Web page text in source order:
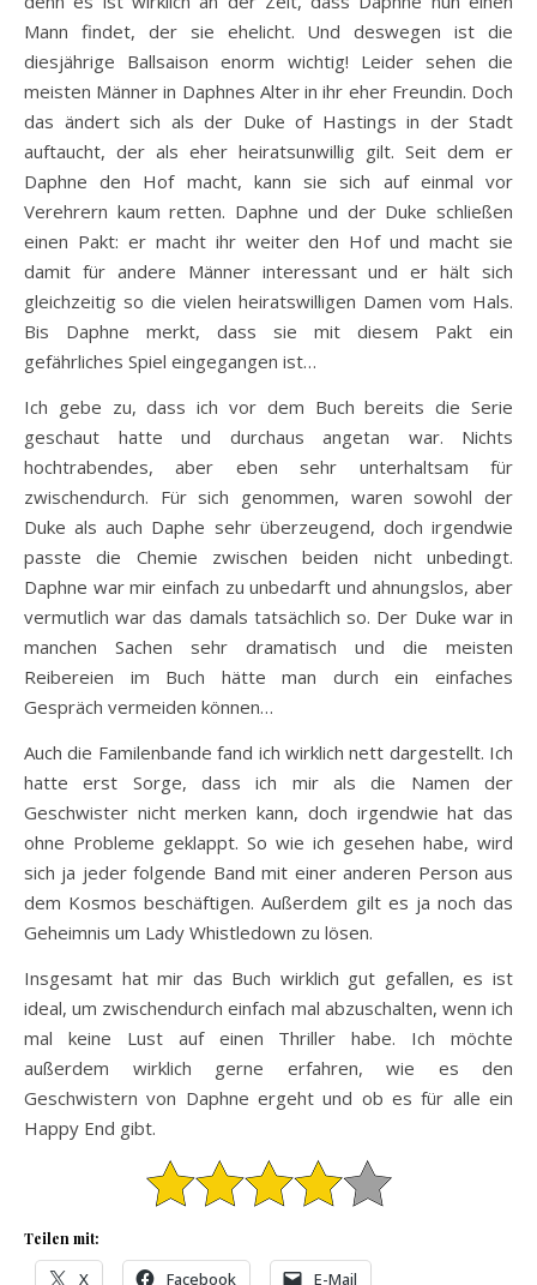
Mann findet, der sie ehelicht. Und deswegen ist die
diesjährige Ballsaison enorm wichtig! Leider sehen die
meisten Männer in Daphnes Alter in ihr eher Freundin. Doch
das ändert sich als der Duke of Hastings in der Stadt
auftaucht, der als eher heiratsunwillig gilt. Seit dem er
Daphne den Hof macht, kann sie sich auf einmal vor
Verehrern kaum retten. Daphne und der Duke schließen
einen Pakt: er macht ihr weiter den Hof und macht sie
damit für andere Männer interessant und er hält sich
gleichzeitig so die vielen heiratswilligen Damen vom Hals.
Bis Daphne merkt, dass sie mit diesem Pakt ein
gefährliches Spiel eingegangen ist…
Ich gebe zu, dass ich vor dem Buch bereits die Serie
geschaut hatte und durchaus angetan war. Nichts
hochtrabendes, aber eben sehr unterhaltsam für
zwischendurch. Für sich genommen, waren sowohl der
Duke als auch Daphe sehr überzeugend, doch irgendwie
passte die Chemie zwischen beiden nicht unbedingt.
Daphne war mir einfach zu unbedarft und ahnungslos, aber
vermutlich war das damals tatsächlich so. Der Duke war in
manchen Sachen sehr dramatisch und die meisten
Reibereien im Buch hätte man durch ein einfaches
Gespräch vermeiden können…
Auch die Familenbande fand ich wirklich nett dargestellt. Ich
hatte erst Sorge, dass ich mir als die Namen der
Geschwister nicht merken kann, doch irgendwie hat das
ohne Probleme geklappt. So wie ich gesehen habe, wird
sich ja jeder folgende Band mit einer anderen Person aus
dem Kosmos beschäftigen. Außerdem gilt es ja noch das
Geheimnis um Lady Whistledown zu lösen.
Insgesamt hat mir das Buch wirklich gut gefallen, es ist
ideal, um zwischendurch einfach mal abzuschalten, wenn ich
mal keine Lust auf einen Thriller habe. Ich möchte
außerdem wirklich gerne erfahren, wie es den
Geschwistern von Daphne ergeht und ob es für alle ein
Happy End gibt.
Teilen mit:
X Facebook E-Mail